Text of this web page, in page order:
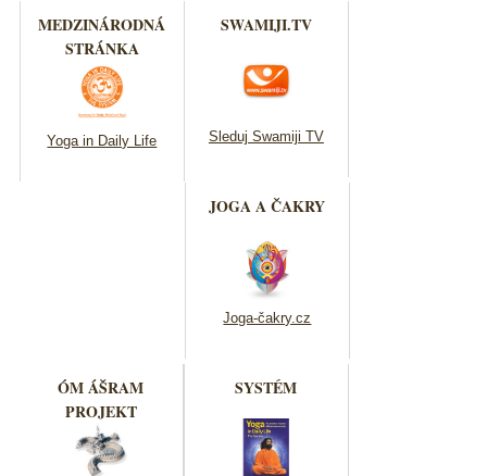
MEDZINÁRODNÁ
STRÁNKA
Yoga in Daily Life
SWAMIJI.TV
Sleduj Swamiji TV
JOGA A ČAKRY
Joga-čakry.cz
ÓM ÁŠRAM
PROJEKT
SYSTÉM